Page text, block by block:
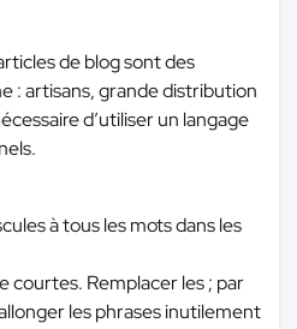
de blog sont des
: artisans, grande distribution
d’utiliser un langage
à tous les mots dans les
courtes. Remplacer les ; par
les phrases inutilement